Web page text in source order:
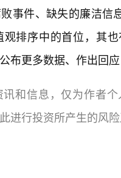
事件、缺失的廉洁
排序中的首位，其
布更多数据、作出回
和信息，仅为作者
进行投资所产生的风